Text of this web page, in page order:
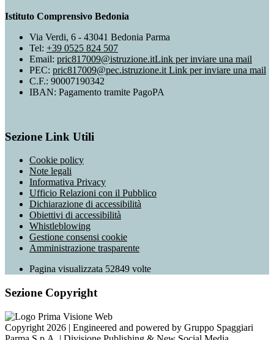
Istituto Comprensivo Bedonia
Via Verdi, 6 - 43041 Bedonia Parma
Tel: +39 0525 824 507
Email: pric817009@istruzione.itLink per inviare una mail
PEC: pric817009@pec.istruzione.it Link per inviare una mail
C.F.: 90007190342
IBAN: Pagamento tramite PagoPA
Sezione Link Utili
Cookie policy
Note legali
Informativa Privacy
Ufficio Relazioni con il Pubblico
Dichiarazione di accessibilità
Obiettivi di accessibilità
Whistleblowing
Gestione consensi cookie
Amministrazione trasparente
Pagina visualizzata 52849 volte
Sezione Copyright
Copyright 2026 | Engineered and powered by Gruppo Spaggiari